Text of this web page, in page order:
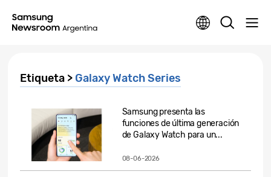
Etiqueta > Galaxy Watch Series
Samsung presenta las
funciones de última generación
de Galaxy Watch para un...
08-06-2026